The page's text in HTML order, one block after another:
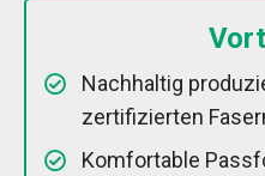
Nachhaltig
zertifizierten
Komfortable